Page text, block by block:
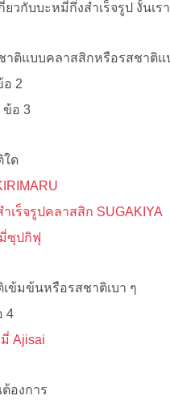
ยวกับบะหมี่กึ่งสำเร็จรูป งั้น
ติแบบคลาสสิกหรือรสชาติแ
2
อ 3
ด
เร็จรูปคลาสสิก SUGAKIYA
ซุปกิฟุ
ข้มข้นหรือรสชาติเบา ๆ
4
Ajisai
องการ